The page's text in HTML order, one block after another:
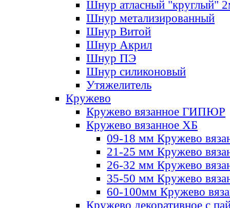
Шнур атласный "круглый"
Шнур метализированный
Шнур Витой
Шнур Акрил
Шнур ПЭ
Шнур силиконовый
Утяжелитель
Кружево
Кружево вязанное ГИПЮР
Кружево вязанное ХБ
09-18 мм Кружево
21-25 мм Кружево
26-32 мм Кружево
35-50 мм Кружево
60-100мм Кружево
Кружево декоративное с